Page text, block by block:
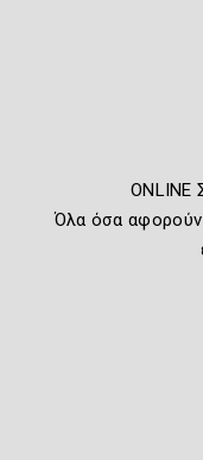
ONLINE
Όλα όσα αφορούν